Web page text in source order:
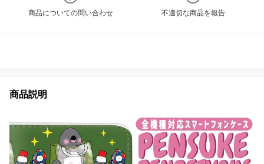
商品についての問い合わせ 不適切な商品を報告
商品説明